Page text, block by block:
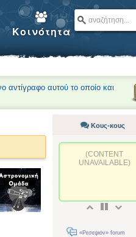
Κοινότητα
αντίγραφο αυτού το οποίο και
Κους-κους
(CONTENT
UNAVAILABLE)
«Ρεσεψιόν» forum